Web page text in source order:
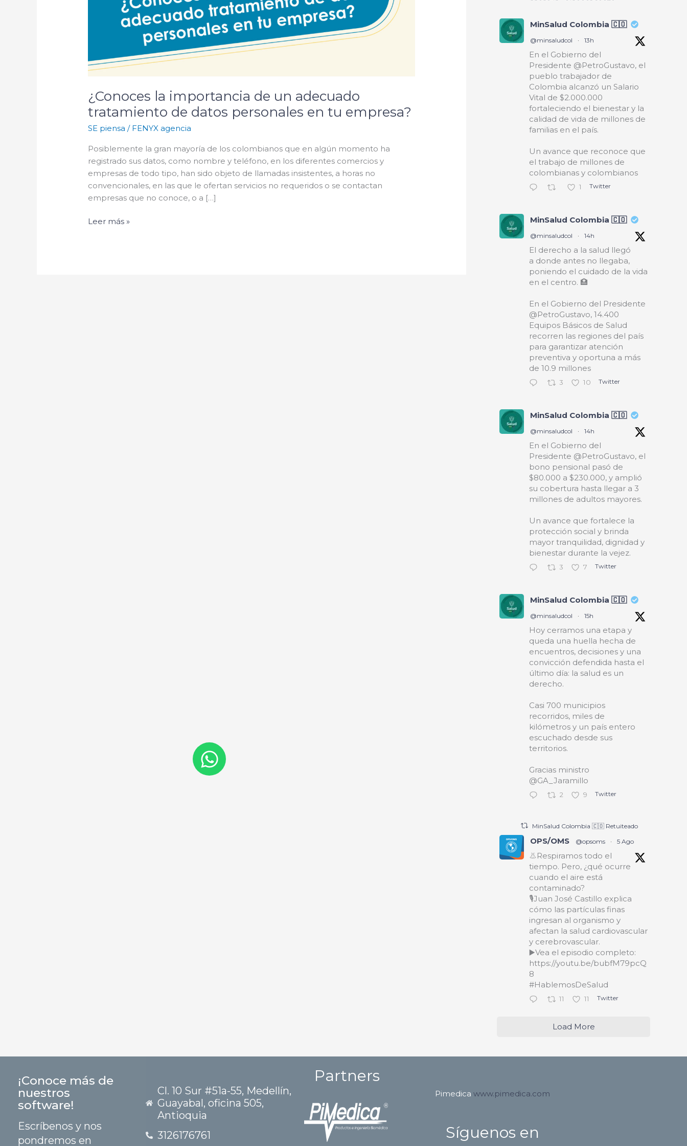
¿Conoces la importancia de un adecuado
tratamiento de datos personales en tu empresa?
SE piensa / FENYX agencia
Posiblemente la gran mayoría de los colombianos que en algún momento ha
registrado sus datos, como nombre y teléfono, en los diferentes comercios y
empresas de todo tipo, han sido objeto de llamadas insistentes, a horas no
convencionales, en las que le ofertan servicios no requeridos o se contactan
empresas que no conoce, o a […]
Leer más »
MinSalud Colombia 🇨🇴
@minsaludcol · 13h
En el Gobierno del
Presidente @PetroGustavo, el
pueblo trabajador de
Colombia alcanzó un Salario
Vital de $2.000.000
fortaleciendo el bienestar y la
calidad de vida de millones de
familias en el país.
Un avance que reconoce que
el trabajo de millones de
colombianas y colombianos
1 Twitter
MinSalud Colombia 🇨🇴
@minsaludcol · 14h
El derecho a la salud llegó
a donde antes no llegaba,
poniendo el cuidado de la vida
en el centro. 🏥
En el Gobierno del Presidente
@PetroGustavo, 14.400
Equipos Básicos de Salud
recorren las regiones del país
para garantizar atención
preventiva y oportuna a más
de 10.9 millones
3 10 Twitter
MinSalud Colombia 🇨🇴
@minsaludcol · 14h
En el Gobierno del
Presidente @PetroGustavo, el
bono pensional pasó de
$80.000 a $230.000, y amplió
su cobertura hasta llegar a 3
millones de adultos mayores.
Un avance que fortalece la
protección social y brinda
mayor tranquilidad, dignidad y
bienestar durante la vejez.
3 7 Twitter
MinSalud Colombia 🇨🇴
@minsaludcol · 15h
Hoy cerramos una etapa y
queda una huella hecha de
encuentros, decisiones y una
convicción defendida hasta el
último día: la salud es un
derecho.
Casi 700 municipios
recorridos, miles de
kilómetros y un país entero
escuchado desde sus
territorios.
Gracias ministro
@GA_Jaramillo
2 9 Twitter
MinSalud Colombia 🇨🇴 Retuiteado
OPS/OMS @opsoms · 5 Ago
👃Respiramos todo el
tiempo. Pero, ¿qué ocurre
cuando el aire está
contaminado?
🎙️Juan José Castillo explica
cómo las partículas finas
ingresan al organismo y
afectan la salud cardiovascular
y cerebrovascular.
▶️Vea el episodio completo:
https://youtu.be/bubfM79pcQ
8
#HablemosDeSalud
11 11 Twitter
Load More
¡Conoce más de
nuestros
software!
Escríbenos y nos
pondremos en
Cl. 10 Sur #51a-55, Medellín,
Guayabal, oficina 505,
Antioquia
3126176761
Partners
Pimedicawww.pimedica.com
Síguenos en